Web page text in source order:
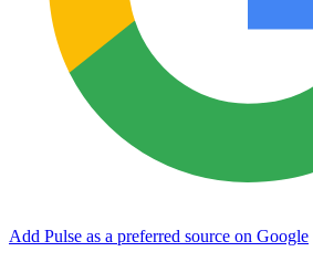
Add Pulse as a preferred source on Google